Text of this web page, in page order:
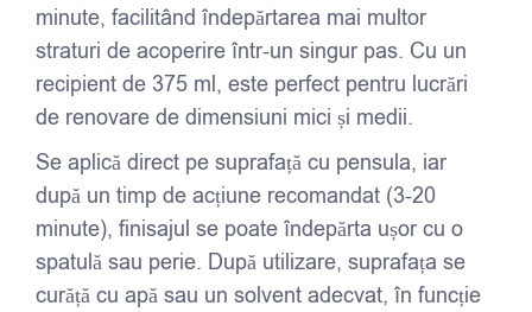
minute, facilitând îndepărtarea mai multor
straturi de acoperire într-un singur pas. Cu un
recipient de 375 ml, este perfect pentru lucrări
de renovare de dimensiuni mici și medii.
Se aplică direct pe suprafață cu pensula, iar
după un timp de acțiune recomandat (3-20
minute), finisajul se poate îndepărta ușor cu o
spatulă sau perie. După utilizare, suprafața se
curăță cu apă sau un solvent adecvat, în funcție